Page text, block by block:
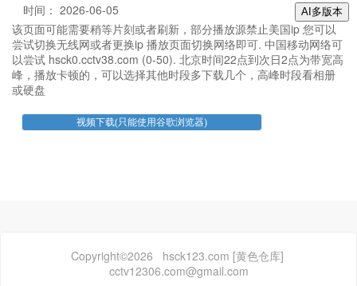
AI多版本
时间： 2026-06-05
该页面可能需要稍等片刻或者刷新，部分播放源禁止美国ip 您可以
尝试切换无线网或者更换ip 播放页面切换网络即可. 中国移动网络可
以尝试 hsck0.cctv38.com (0-50). 北京时间22点到次日2点为带宽高
峰，播放卡顿的，可以选择其他时段多下载几个，高峰时段看相册
或硬盘
Copyright©2026 hsck123.com [黄色仓库]
cctv12306.com@gmail.com